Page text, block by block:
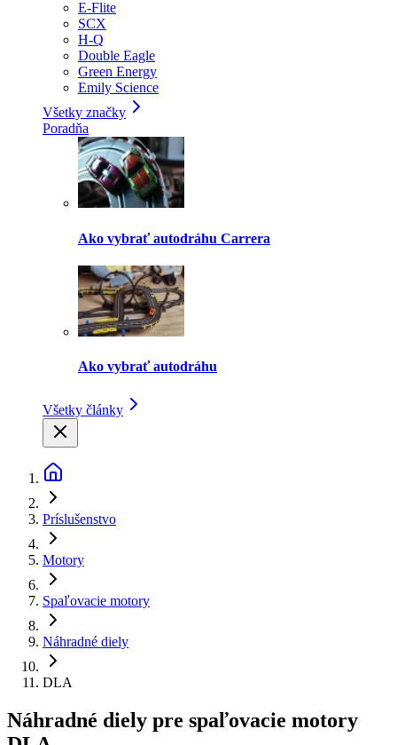
E-Flite
SCX
H-Q
Double Eagle
Green Energy
Emily Science
Všetky značky
Poradňa
Ako vybrať autodráhu Carrera
Ako vybrať autodráhu
Všetky články
Príslušenstvo
Motory
Spaľovacie motory
Náhradné diely
DLA
Náhradné diely pre spaľovacie motory